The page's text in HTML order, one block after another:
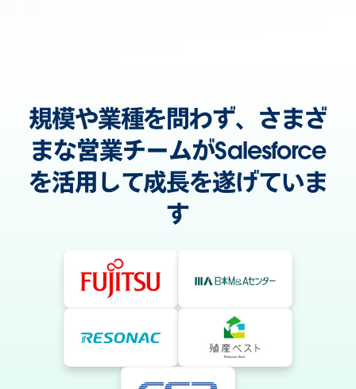
規模や業種を問わず、さまざ
まな営業チームがSalesforce
を活用して成長を遂げていま
す